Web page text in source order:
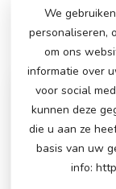
RECENT
We
personaliseren,
om ons
informatie over
voor social
kunnen deze
die u aan ze
basis van uw
info: